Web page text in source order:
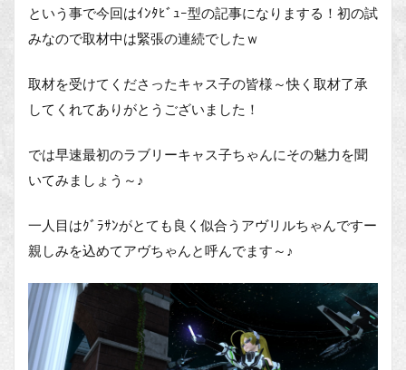
という事で今回はｲﾝﾀﾋﾞｭｰ型の記事になりまする！初の試
みなので取材中は緊張の連続でしたｗ
取材を受けてくださったキャス子の皆様～快く取材了承
してくれてありがとうございました！
では早速最初のラブリーキャス子ちゃんにその魅力を聞
いてみましょう～♪
一人目はｸﾞﾗｻﾝがとても良く似合うアヴリルちゃんですー
親しみを込めてアヴちゃんと呼んでます～♪